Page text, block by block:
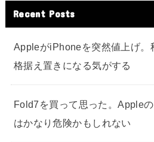
Recent Posts
AppleがiPhoneを突然値上げ。
格据え置きになる気がする
Fold7を買って思った。Apple
はかなり危険かもしれない